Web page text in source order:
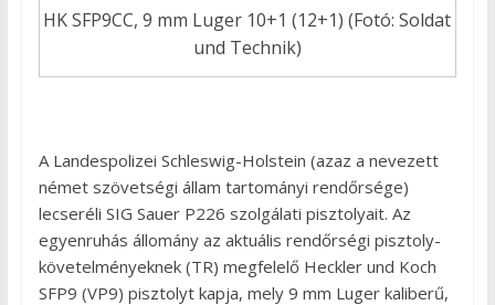
HK SFP9CC, 9 mm Luger 10+1 (12+1) (Fotó: Soldat
und Technik)
A Landespolizei Schleswig-Holstein (azaz a nevezett
német szövetségi állam tartományi rendőrsége)
lecseréli SIG Sauer P226 szolgálati pisztolyait. Az
egyenruhás állomány az aktuális rendőrségi pisztoly-
követelményeknek (TR) megfelelő Heckler und Koch
SFP9 (VP9) pisztolyt kapja, mely 9 mm Luger kaliberű,